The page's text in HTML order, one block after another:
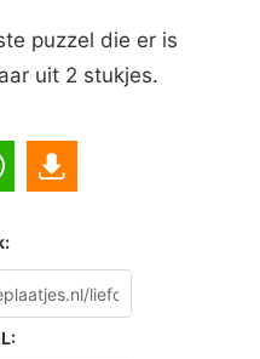
puzzel die er is
uit 2 stukjes.